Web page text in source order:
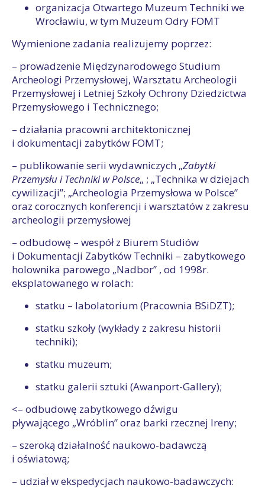
organizacja Otwartego Muzeum Techniki we
Wrocławiu, w tym Muzeum Odry FOMT
Wymienione zadania realizujemy poprzez:
– prowadzenie Międzynarodowego Studium
Archeologi Przemysłowej, Warsztatu Archeologii
Przemysłowej i Letniej Szkoły Ochrony Dziedzictwa
Przemysłowego i Technicznego;
– działania pracowni architektonicznej
i dokumentacji zabytków FOMT;
– publikowanie serii wydawniczych „Zabytki
Przemysłu i Techniki w Polsce„ ; „Technika w dziejach
cywilizacji”; „Archeologia Przemysłowa w Polsce”
oraz corocznych konferencji i warsztatów z zakresu
archeologii przemysłowej
– odbudowę – wespół z Biurem Studiów
i Dokumentacji Zabytków Techniki – zabytkowego
holownika parowego „Nadbor” , od 1998r.
eksplatowanego w rolach:
statku – labolatorium (Pracownia BSiDZT);
statku szkoły (wykłady z zakresu historii
techniki);
statku muzeum;
statku galerii sztuki (Awanport-Gallery);
<– odbudowę zabytkowego dźwigu
pływającego „Wróblin” oraz barki rzecznej Ireny;
– szeroką działalność naukowo-badawczą
i oświatową;
– udział w ekspedycjach naukowo-badawczych: